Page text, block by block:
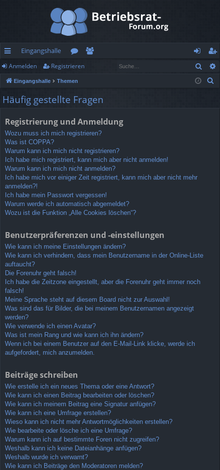
ch
ne
llz
rif
f
Eingangshalle
or
en
de
n
m
eg
ist
Anmelden Registrieren
Eingangshalle Themen
Häufig gestellte Fragen
Registrierung und Anmeldung
Wozu muss ich mich registrieren?
Was ist COPPA?
Warum kann ich mich nicht registrieren?
Ich habe mich registriert, kann mich aber nicht anmelden!
Warum kann ich mich nicht anmelden?
Ich habe mich vor einiger Zeit registriert, kann mich aber nicht mehr
anmelden?!
Ich habe mein Passwort vergessen!
Warum werde ich automatisch abgemeldet?
Wozu ist die Funktion „Alle Cookies löschen“?
Benutzerpräferenzen und -einstellungen
Wie kann ich meine Einstellungen ändern?
Wie kann ich verhindern, dass mein Benutzername in der Online-Liste
auftaucht?
Die Forenuhr geht falsch!
Ich habe die Zeitzone eingestellt, aber die Forenuhr geht immer noch
falsch!
Meine Sprache steht auf diesem Board nicht zur Auswahl!
Was sind das für Bilder, die bei meinem Benutzernamen angezeigt
werden?
Wie verwende ich einen Avatar?
Was ist mein Rang und wie kann ich ihn ändern?
Wenn ich bei einem Benutzer auf den E-Mail-Link klicke, werde ich
aufgefordert, mich anzumelden.
Beiträge schreiben
Wie erstelle ich ein neues Thema oder eine Antwort?
Wie kann ich einen Beitrag bearbeiten oder löschen?
Wie kann ich meinem Beitrag eine Signatur anfügen?
Wie kann ich eine Umfrage erstellen?
Wieso kann ich nicht mehr Antwortmöglichkeiten erstellen?
Wie bearbeite oder lösche ich eine Umfrage?
Warum kann ich auf bestimmte Foren nicht zugreifen?
Weshalb kann ich keine Dateianhänge anfügen?
Weshalb wurde ich verwarnt?
Wie kann ich Beiträge den Moderatoren melden?